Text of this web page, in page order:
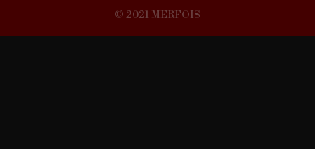
© 2021 MERFOIS